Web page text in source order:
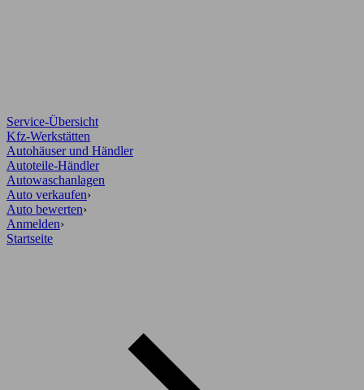
Service-Übersicht
Kfz-Werkstätten
Autohäuser und Händler
Autoteile-Händler
Autowaschanlagen
Auto verkaufen›
Auto bewerten›
Anmelden›
Startseite